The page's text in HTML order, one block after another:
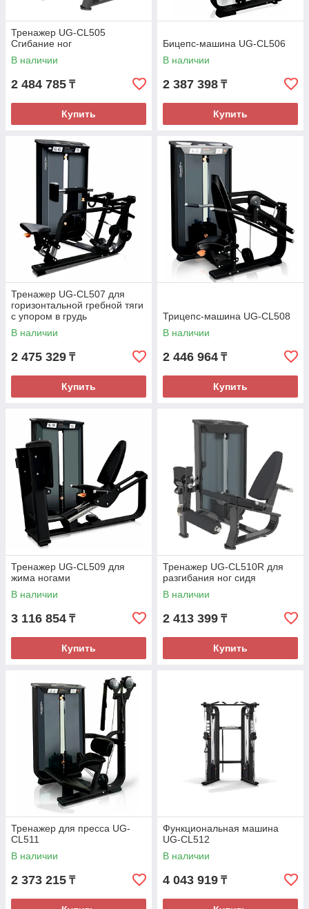
Тренажер UG-CL505
Сгибание ног
В наличии
2 484 785 ₸
Купить
Бицепс-машина UG-CL506
В наличии
2 387 398 ₸
Купить
Тренажер UG-CL507 для
горизонтальной гребной тяги
с упором в грудь
В наличии
2 475 329 ₸
Купить
Трицепс-машина UG-CL508
В наличии
2 446 964 ₸
Купить
Тренажер UG-CL509 для
жима ногами
В наличии
3 116 854 ₸
Купить
Тренажер UG-CL510R для
разгибания ног сидя
В наличии
2 413 399 ₸
Купить
Тренажер для пресса UG-
CL511
В наличии
2 373 215 ₸
Функциональная машина
UG-CL512
В наличии
4 043 919 ₸